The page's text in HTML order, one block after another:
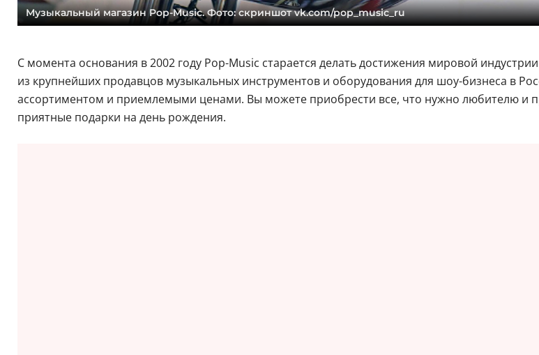
Музыкальный магазин Pop-Music. Фото: скриншот vk.com/pop_music_ru
С момента основания в 2002 году Pop-Music старается делать достижения мировой
из крупнейших продавцов музыкальных инструментов и оборудования для шоу-бизнеса в
ассортиментом и приемлемыми ценами. Вы можете приобрести все, что нужно любителю и
приятные подарки на день рождения.